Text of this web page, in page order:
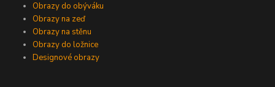
Obrazy do obýváku
Obrazy na zeď
Obrazy na stěnu
Obrazy do ložnice
Designové obrazy